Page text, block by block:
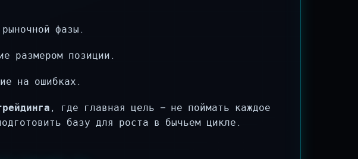
фазы.
размером позиции.
на ошибках.
, где главная цель — не поймать каждое
базу для роста в бычьем цикле.